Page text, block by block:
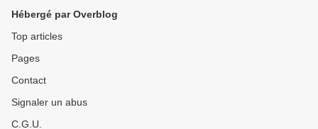
Hébergé par Overblog
Top articles
Pages
Contact
Signaler un abus
C.G.U.